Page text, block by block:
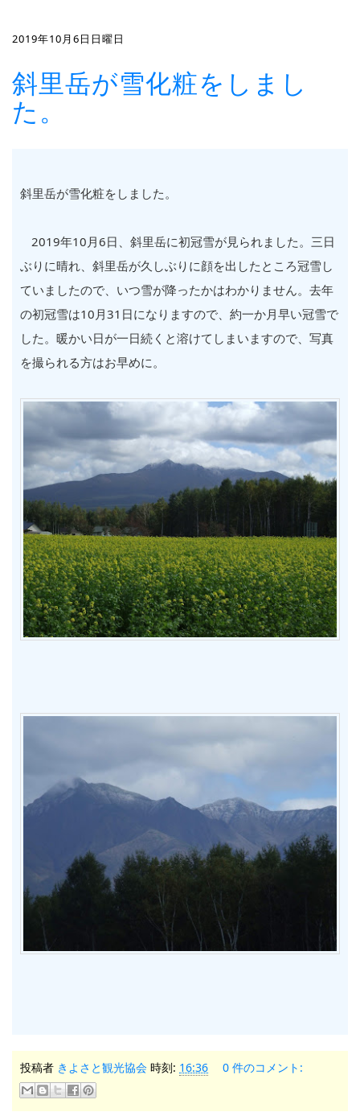
2019年10月6日日曜日
斜里岳が雪化粧をしまし
た。
斜里岳が雪化粧をしました。
2019年10月6日、斜里岳に初冠雪が見られました。三日
ぶりに晴れ、斜里岳が久しぶりに顔を出したところ冠雪し
ていましたので、いつ雪が降ったかはわかりません。去年
の初冠雪は10月31 日になりますので、約一か月早い冠雪で
した。暖かい日が一日続くと溶けてしまいますので、写真
を撮られる方はお早めに。
投稿者 きよさと観光協会 時刻: 16:36 0 件のコメント: